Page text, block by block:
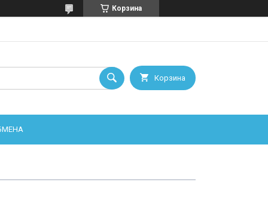
Корзина
Корзина